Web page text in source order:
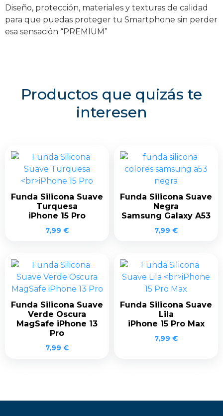
Diseño, protección, materiales y texturas de calidad
para que puedas proteger tu Smartphone sin perder
esa sensación “PREMIUM”
Productos que quizás te
interesen
Funda Silicona Suave
Turquesa
iPhone 15 Pro
7,99 €
Funda Silicona Suave
Negra
Samsung Galaxy A53
7,99 €
Funda Silicona Suave
Verde Oscura
MagSafe iPhone 13
Pro
7,99 €
Funda Silicona Suave
Lila
iPhone 15 Pro Max
7,99 €